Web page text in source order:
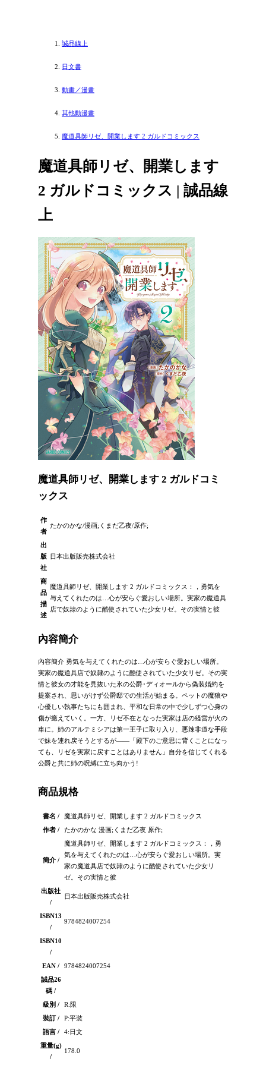
誠品線上
日文書
動畫／漫畫
其他動漫畫
魔道具師リゼ、開業します 2 ガルドコミックス
魔道具師リゼ、開業します
2 ガルドコミックス | 誠品線
上
魔道具師リゼ、開業します 2 ガルドコミ
ックス
作
者
たかのかな/漫画;くまだ乙夜/原作;
出
版
社
日本出版販売株式会社
商
品
描
述
魔道具師リゼ、開業します 2 ガルドコミックス：，勇気を
与えてくれたのは…心が安らぐ愛おしい場所。実家の魔道具
店で奴隷のように酷使されていた少女リゼ。その実情と彼
內容簡介
內容簡介 勇気を与えてくれたのは…心が安らぐ愛おしい場所。
実家の魔道具店で奴隷のように酷使されていた少女リゼ。その実
情と彼女の才能を見抜いた氷の公爵･ディオールから偽装婚約を
提案され、思いがけず公爵邸での生活が始まる。ペットの魔狼や
心優しい執事たちにも囲まれ、平和な日常の中で少しずつ心身の
傷が癒えていく。一方、リゼ不在となった実家は店の経営が火の
車に。姉のアルテミシアは第一王子に取り入り、悪辣非道な手段
で妹を連れ戻そうとするが――「殿下のご意思に背くことになっ
ても、リゼを実家に戻すことはありません」自分を信じてくれる
公爵と共に姉の呪縛に立ち向かう!
商品規格
書名 /
魔道具師リゼ、開業します 2 ガルドコミックス
作者 /
たかのかな 漫画;くまだ乙夜 原作;
簡介 /
魔道具師リゼ、開業します 2 ガルドコミックス：，勇
気を与えてくれたのは…心が安らぐ愛おしい場所。実
家の魔道具店で奴隷のように酷使されていた少女リ
ゼ。その実情と彼
出版社
/
日本出版販売株式会社
ISBN13
/
9784824007254
ISBN10
/
EAN /
9784824007254
誠品26
碼 /
級別 /
R:限
裝訂 /
P:平裝
語言 /
4:日文
重量(g)
/
178.0